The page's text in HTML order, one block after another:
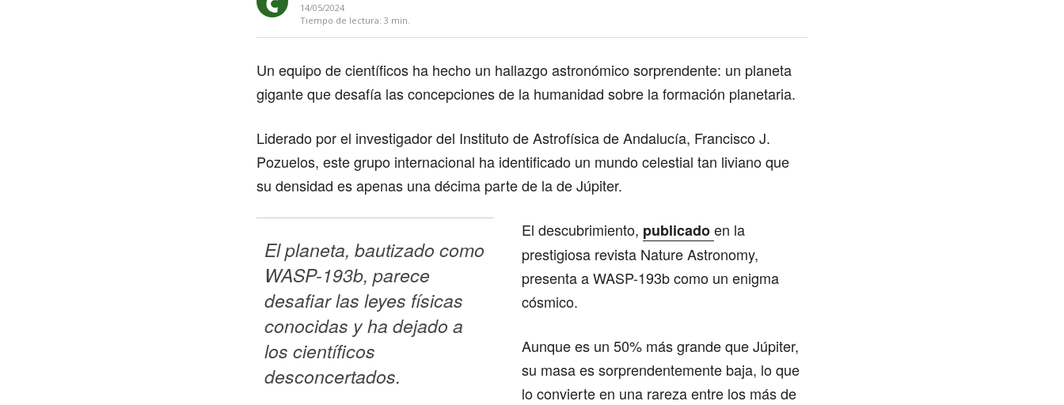
14/05/2024
Tiempo de lectura: 3 min.
Un equipo de científicos ha hecho un hallazgo astronómico sorprendente: un planeta
gigante que desafía las concepciones de la humanidad sobre la formación planetaria.
Liderado por el investigador del Instituto de Astrofísica de Andalucía, Francisco J.
Pozuelos, este grupo internacional ha identificado un mundo celestial tan liviano que
su densidad es apenas una décima parte de la de Júpiter.
El planeta, bautizado como
WASP-193b, parece
desafiar las leyes físicas
conocidas y ha dejado a
los científicos
desconcertados.
El descubrimiento, publicadoen la
prestigiosa revista Nature Astronomy,
presenta a WASP-193b como un enigma
cósmico.
Aunque es un 50% más grande que Júpiter,
su masa es sorprendentemente baja, lo que
lo convierte en una rareza entre los más de